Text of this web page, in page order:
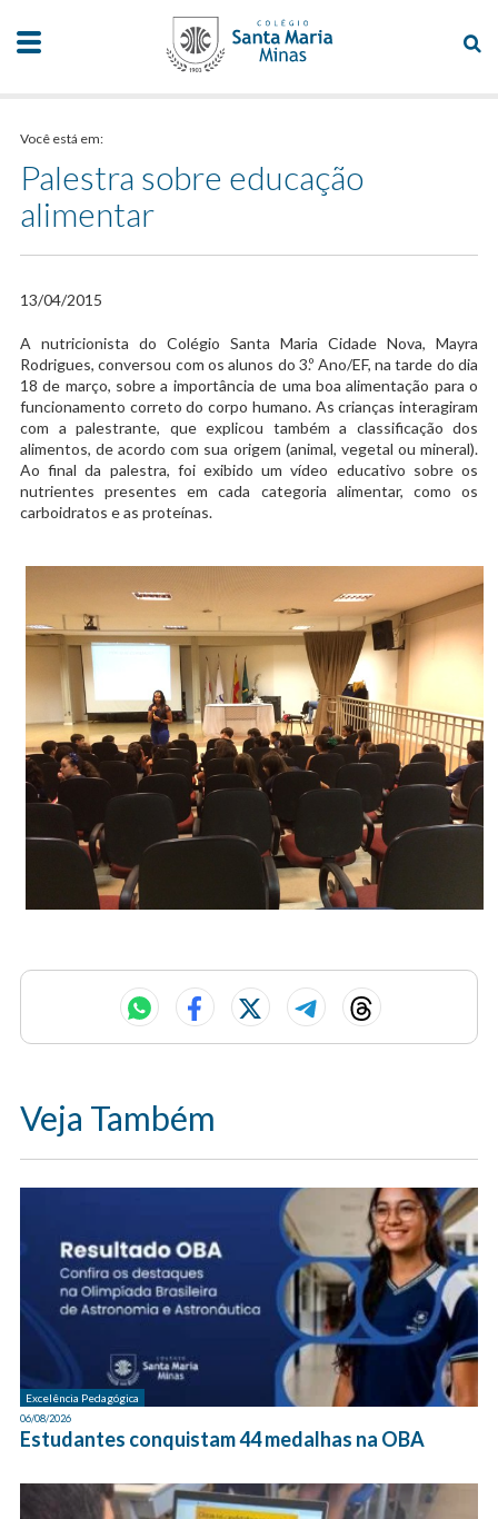
Você está em:
Palestra sobre educação
alimentar
13/04/2015
A nutricionista do Colégio Santa Maria Cidade Nova, Mayra
Rodrigues, conversou com os alunos do 3.º Ano/EF, na tarde do dia
18 de março, sobre a importância de uma boa alimentação para o
funcionamento correto do corpo humano. As crianças interagiram
com a palestrante, que explicou também a classificação dos
alimentos, de acordo com sua origem (animal, vegetal ou mineral).
Ao final da palestra, foi exibido um vídeo educativo sobre os
nutrientes presentes em cada categoria alimentar, como os
carboidratos e as proteínas. ​
Veja Também
Excelência Pedagógica
06/08/2026
Estudantes conquistam 44 medalhas na OBA